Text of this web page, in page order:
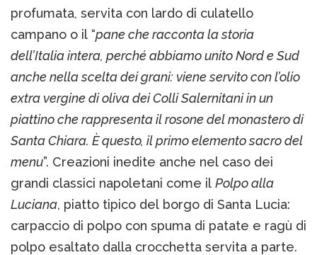
profumata, servita con lardo di culatello
campano o il “pane che racconta la storia
dell’Italia intera, perché abbiamo unito Nord e Sud
anche nella scelta dei grani: viene servito con l’olio
extra vergine di oliva dei Colli Salernitani in un
piattino che rappresenta il rosone del monastero di
Santa Chiara. È questo, il primo elemento sacro del
menu”. Creazioni inedite anche nel caso dei
grandi classici napoletani come il Polpo alla
Luciana, piatto tipico del borgo di Santa Lucia:
carpaccio di polpo con spuma di patate e ragù di
polpo esaltato dalla crocchetta servita a parte.